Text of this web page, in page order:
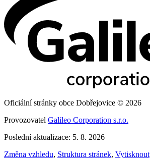
Oficiální stránky obce Dobřejovice © 2026
Provozovatel Galileo Corporation s.r.o.
Poslední aktualizace: 5. 8. 2026
Změna vzhledu, Struktura stránek, Vytisknout